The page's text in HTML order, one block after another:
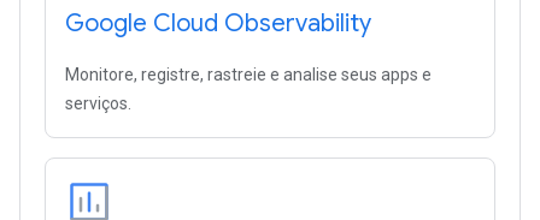
Google Cloud Observability
Monitore, registre, rastreie e analise seus apps e
serviços.